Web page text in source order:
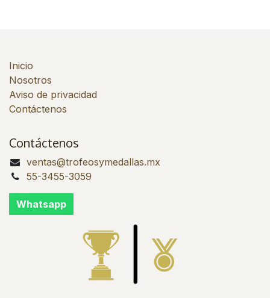
Inicio
Nosotros
Aviso de privacidad
Contáctenos
Contáctenos
ventas@trofeosymedallas.mx
55-3455-3059
Whatsapp